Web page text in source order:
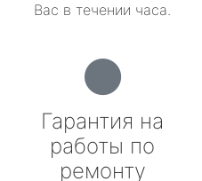
Вас в течении часа.
Гарантия на
работы по
ремонту